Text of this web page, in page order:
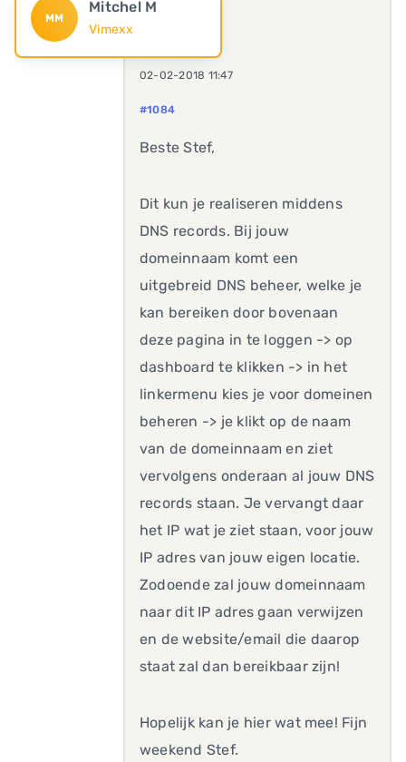
MM
Mitchel M
Vimexx
02-02-2018 11:47
#1084
Beste Stef,
Dit kun je realiseren middens
DNS records. Bij jouw
domeinnaam komt een
uitgebreid DNS beheer, welke je
kan bereiken door bovenaan
deze pagina in te loggen -> op
dashboard te klikken -> in het
linkermenu kies je voor domeinen
beheren -> je klikt op de naam
van de domeinnaam en ziet
vervolgens onderaan al jouw DNS
records staan. Je vervangt daar
het IP wat je ziet staan, voor jouw
IP adres van jouw eigen locatie.
Zodoende zal jouw domeinnaam
naar dit IP adres gaan verwijzen
en de website/email die daarop
staat zal dan bereikbaar zijn!
Hopelijk kan je hier wat mee! Fijn
weekend Stef.